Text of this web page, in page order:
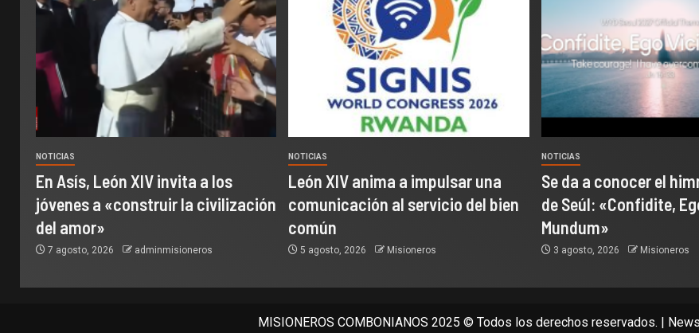
NOTICIAS
En Asís, León XIV invita a los
jóvenes a «construir la civilización
del amor»
7 agosto, 2026 adminmisioneros
NOTICIAS
León XIV anima a impulsar una
comunicación al servicio del bien
común
5 agosto, 2026 Misioneros
NOTICIAS
Se da a conocer el
de Seúl: «Confidite,
Mundum»
3 agosto, 2026 Misioneros
MISIONEROS COMBONIANOS 2025 © Todos los derechos reservados. |